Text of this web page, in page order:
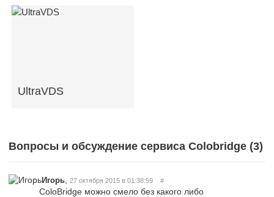
UltraVDS
Вопросы и обсуждение сервиса Colobridge (3)
Игорь 27 октября 2015 в 01:38:59 #
ColoBridge можно смело без какого либо